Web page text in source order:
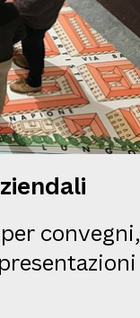
convegni,